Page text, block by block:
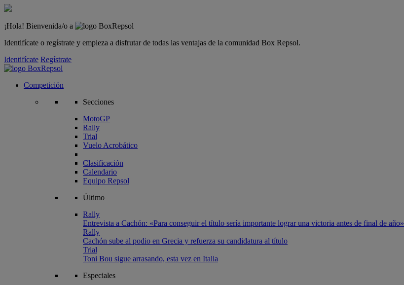
¡Hola! Bienvenida/o a
Identifícate o regístrate y empieza a disfrutar de todas las ventajas de la comunidad Box Repsol.
Identifícate Regístrate
Competición
Secciones
MotoGP
Rally
Trial
Vuelo Acrobático
Clasificación
Calendario
Equipo Repsol
Último
Rally
Entrevista a Cachón: «Para conseguir el título sería importante lograr una victoria antes de final de año»
Rally
Cachón sube al podio en Grecia y refuerza su candidatura al título
Trial
Toni Bou sigue arrasando, esta vez en Italia
Especiales